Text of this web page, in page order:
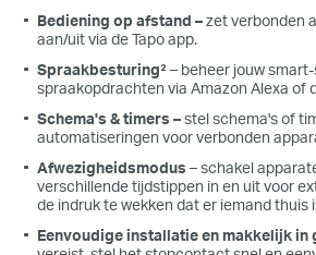
Bediening op afstand –zet verbonden
aan/uit via de Tapo app.
Spraakbesturing² – beheer jouw
spraakopdrachten via Amazon Alexa of
Schema's & timers –stel schema's of
automatiseringen voor verbonden
Afwezigheidsmodus – schakel
verschillende tijdstippen in en uit voor
de indruk te wekken dat er iemand thuis
Eenvoudige installatie en makkelijk in